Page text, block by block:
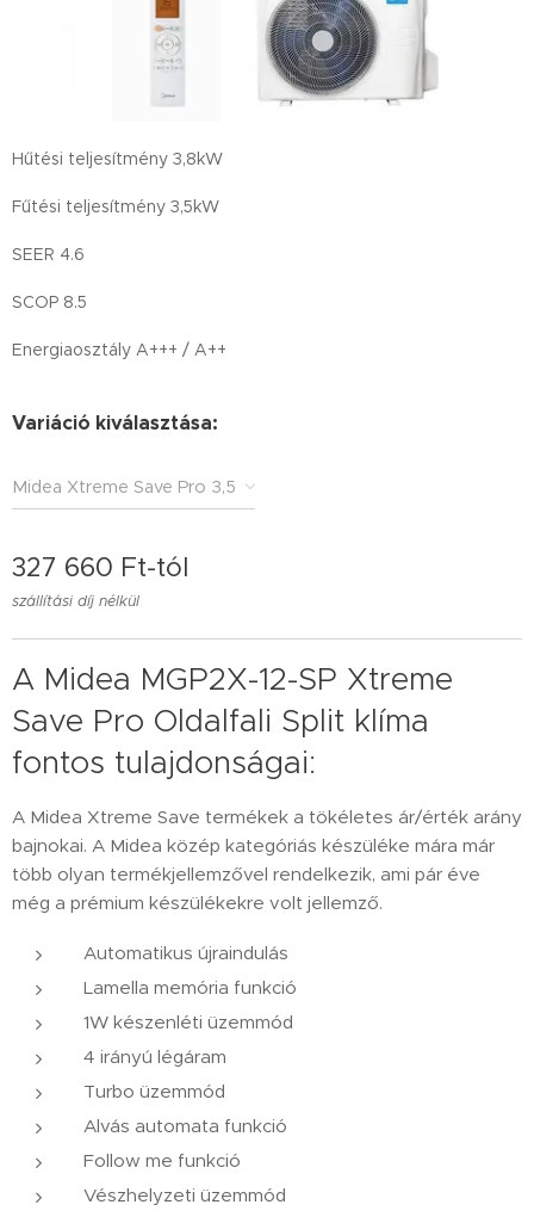
Hűtési teljesítmény 3,8kW
Fűtési teljesítmény 3,5kW
SEER 4.6
SCOP 8.5
Energiaosztály A+++ / A++
Variáció kiválasztása:
Midea Xtreme Save Pro 3,5
327 660 Ft-tól
szállítási díj nélkül
A Midea MGP2X-12-SP Xtreme
Save Pro Oldalfali Split klíma
fontos tulajdonságai:
A Midea Xtreme Save termékek a tökéletes ár/érték arány
bajnokai. A Midea közép kategóriás készüléke mára már
több olyan termékjellemzővel rendelkezik, ami pár éve
még a prémium készülékekre volt jellemző.
Automatikus újraindulás
Lamella memória funkció
1W készenléti üzemmód
4 irányú légáram
Turbo üzemmód
Alvás automata funkció
Follow me funkció
Vészhelyzeti üzemmód